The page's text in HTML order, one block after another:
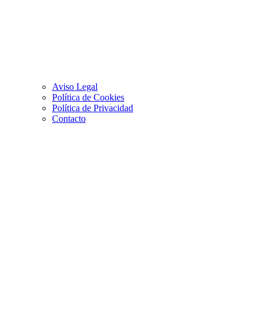
Aviso Legal
Política de Cookies
Política de Privacidad
Contacto